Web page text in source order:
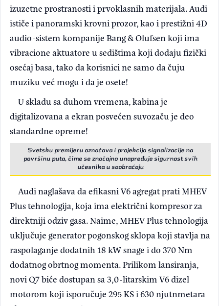
izuzetne prostranosti i prvoklasnih materijala. Audi
ističe i panoramski krovni prozor, kao i prestižni 4D
audio-sistem kompanije Bang & Olufsen koji ima
vibracione aktuatore u sedištima koji dodaju fizički
osećaj basa, tako da korisnici ne samo da čuju
muziku već mogu i da je osete!
U skladu sa duhom vremena, kabina je
digitalizovana a ekran posvećen suvozaču je deo
standardne opreme!
Svetsku premijeru označava i projekcija signalizacije na
površinu puta, čime se značajno unapređuje sigurnost svih
učesnika u saobraćaju
Audi naglašava da efikasni V6 agregat prati MHEV
Plus tehnologija, koja ima električni kompresor za
direktniji odziv gasa. Naime, MHEV Plus tehnologija
uključuje generator pogonskog sklopa koji stavlja na
raspolaganje dodatnih 18 kW snage i do 370 Nm
dodatnog obrtnog momenta. Prilikom lansiranja,
novi Q7 biće dostupan sa 3,0-litarskim V6 dizel
motorom koji isporučuje 295 KS i 630 njutnmetara